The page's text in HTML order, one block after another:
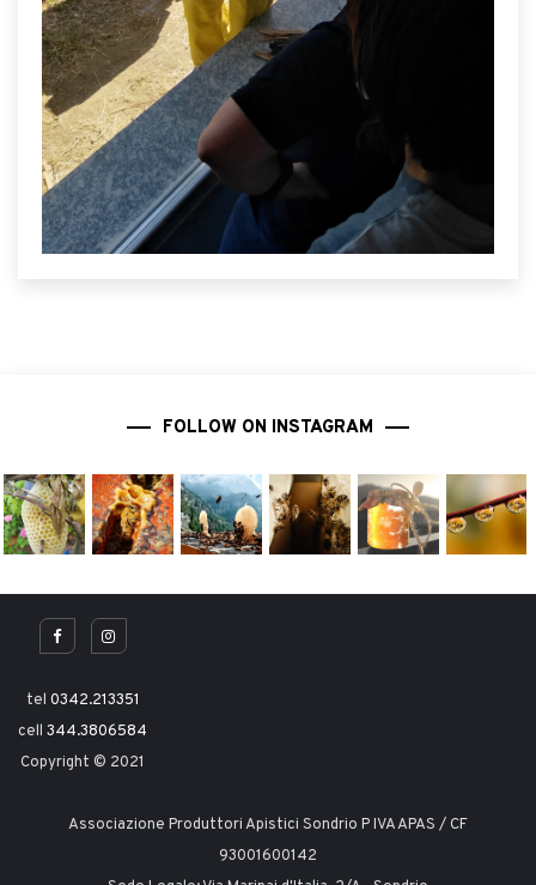
FOLLOW ON INSTAGRAM
tel 0342.213351
cell 344.3806584
Copyright © 2021
Associazione Produttori Apistici Sondrio P IVA APAS / CF
93001600142